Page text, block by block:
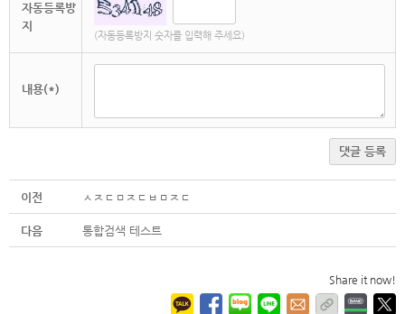
자동등록방
지
(자동등록방지 숫자를 입력해 주세요)
내용(*)
댓글 등록
이전 ㅅㅈㄷㅁㅈㄷㅂㅁㅈㄷ
다음 통합검색 테스트
Share it now!